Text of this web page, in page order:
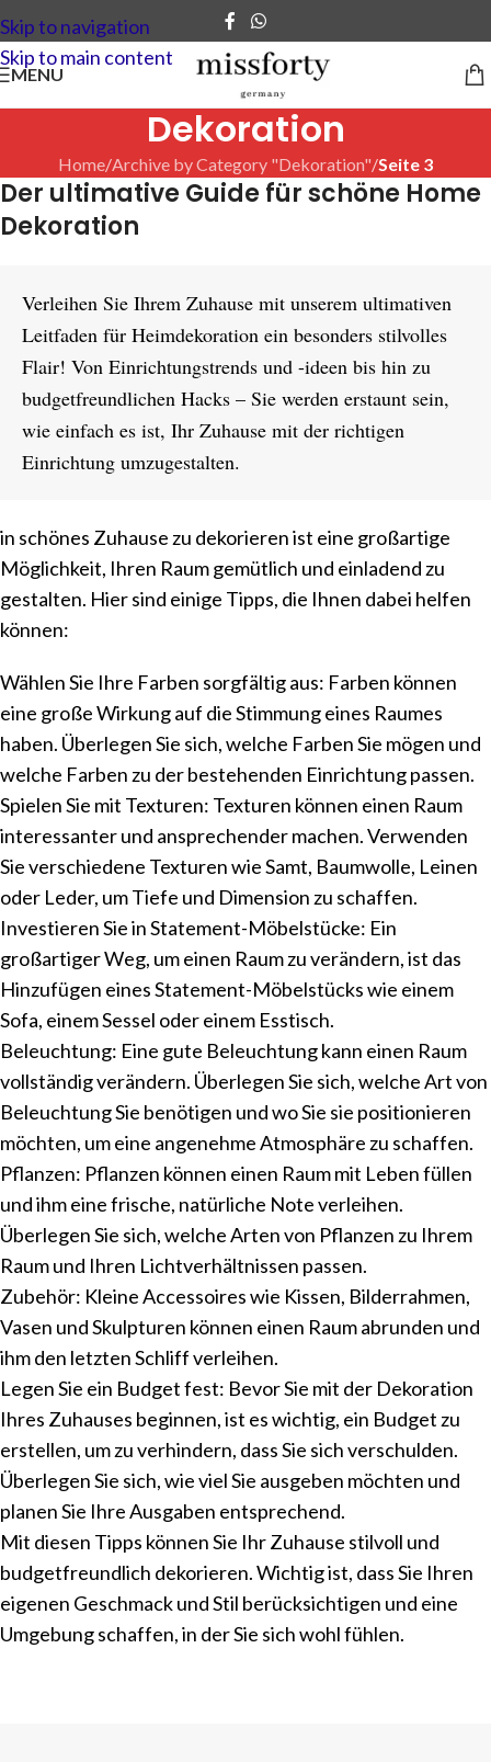
Skip to navigation
Skip to main content
MENU
Dekoration
Home/Archive by Category "Dekoration"/Seite 3
Der ultimative Guide für schöne Home
Dekoration
Verleihen Sie Ihrem Zuhause mit unserem ultimativen
Leitfaden für Heimdekoration ein besonders stilvolles
Flair! Von Einrichtungstrends und -ideen bis hin zu
budgetfreundlichen Hacks – Sie werden erstaunt sein,
wie einfach es ist, Ihr Zuhause mit der richtigen
in schönes Zuhause zu dekorieren ist eine großartige
Möglichkeit, Ihren Raum gemütlich und einladend zu
gestalten. Hier sind einige Tipps, die Ihnen dabei helfen
können:
Wählen Sie Ihre Farben sorgfältig aus: Farben können
eine große Wirkung auf die Stimmung eines Raumes
haben. Überlegen Sie sich, welche Farben Sie mögen und
welche Farben zu der bestehenden Einrichtung passen.
Spielen Sie mit Texturen: Texturen können einen Raum
interessanter und ansprechender machen. Verwenden
Sie verschiedene Texturen wie Samt, Baumwolle, Leinen
oder Leder, um Tiefe und Dimension zu schaffen.
Investieren Sie in Statement-Möbelstücke: Ein
großartiger Weg, um einen Raum zu verändern, ist das
Hinzufügen eines Statement-Möbelstücks wie einem
Sofa, einem Sessel oder einem Esstisch.
Beleuchtung: Eine gute Beleuchtung kann einen Raum
vollständig verändern. Überlegen Sie sich, welche Art von
Beleuchtung Sie benötigen und wo Sie sie positionieren
möchten, um eine angenehme Atmosphäre zu schaffen.
Pflanzen: Pflanzen können einen Raum mit Leben füllen
und ihm eine frische, natürliche Note verleihen.
Überlegen Sie sich, welche Arten von Pflanzen zu Ihrem
Raum und Ihren Lichtverhältnissen passen.
Zubehör: Kleine Accessoires wie Kissen, Bilderrahmen,
Vasen und Skulpturen können einen Raum abrunden und
ihm den letzten Schliff verleihen.
Legen Sie ein Budget fest: Bevor Sie mit der Dekoration
Ihres Zuhauses beginnen, ist es wichtig, ein Budget zu
erstellen, um zu verhindern, dass Sie sich verschulden.
Überlegen Sie sich, wie viel Sie ausgeben möchten und
planen Sie Ihre Ausgaben entsprechend.
Mit diesen Tipps können Sie Ihr Zuhause stilvoll und
budgetfreundlich dekorieren. Wichtig ist, dass Sie Ihren
eigenen Geschmack und Stil berücksichtigen und eine
Umgebung schaffen, in der Sie sich wohl fühlen.